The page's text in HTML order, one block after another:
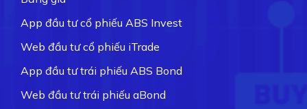
App đầu tư cổ phiếu ABS Invest
Web đầu tư cổ phiếu iTrade
App đầu tư trái phiếu ABS Bond
Web đầu tư trái phiếu aBond